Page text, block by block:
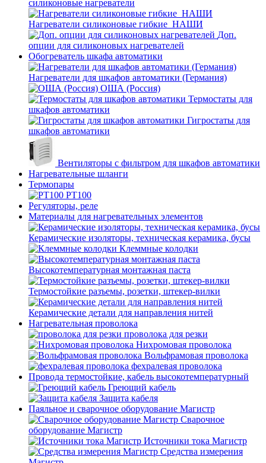
силиконовые нагреватели
Нагреватели силиконовые гибкие_НАШИ
Доп.
опции для силиконовых нагревателей
Обогреватель шкафа автоматики
Нагреватели для шкафов автоматики (Германия)
ОША (Россия)
Термостаты для
шкафов автоматики
Гигростаты для
шкафов автоматики
Вентиляторы с фильтром для шкафов автоматики
Нагревательные шланги
Термопары
PT100
Регуляторы, реле
Материалы для нагревательных элементов
Керамические изоляторы, техническая керамика, бусы
Клеммные колодки
Высокотемпературная монтажная паста
Термостойкие разъемы, розетки, штекер-вилки
Керамические детали для направления нитей
Нагревательная проволока
проволока для резки
Нихромовая проволока
Вольфрамовая проволока
фехралевая проволока
Провода термостойкие, кабель высокотемпературный
Греющий кабель
Защита кабеля
Паяльное и сварочное оборудование Магистр
Сварочное
оборудование Магистр
Источники тока Магистр
Средства измерения